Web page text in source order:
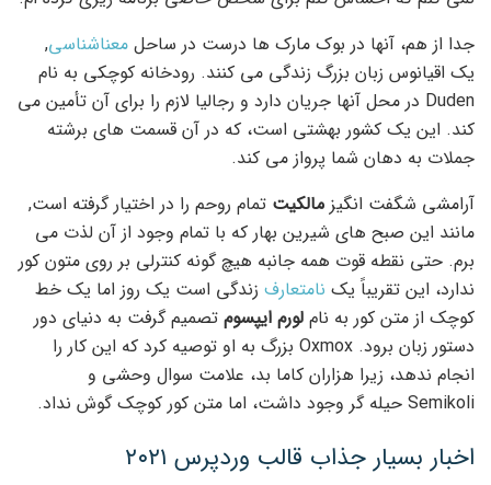
جدا از هم، آنها در بوک مارک ها درست در ساحل معناشناسی,
یک اقیانوس زبان بزرگ زندگی می کنند. رودخانه کوچکی به نام
Duden در محل آنها جریان دارد و رجالیا لازم را برای آن تأمین می
کند. این یک کشور بهشتی است، که در آن قسمت های برشته
جملات به دهان شما پرواز می کند.
آرامشی شگفت انگیز مالکیت تمام روحم را در اختیار گرفته است,
مانند این صبح های شیرین بهار که با تمام وجود از آن لذت می
برم. حتی نقطه قوت همه جانبه هیچ گونه کنترلی بر روی متون کور
ندارد، این تقریباً یک نامتعارف زندگی است یک روز اما یک خط
کوچک از متن کور به نام لورم ایپسوم تصمیم گرفت به دنیای دور
دستور زبان برود. Oxmox بزرگ به او توصیه کرد که این کار را
انجام ندهد، زیرا هزاران کاما بد، علامت سوال وحشی و
Semikoli حیله گر وجود داشت، اما متن کور کوچک گوش نداد.
اخبار بسیار جذاب قالب وردپرس ۲۰۲۱